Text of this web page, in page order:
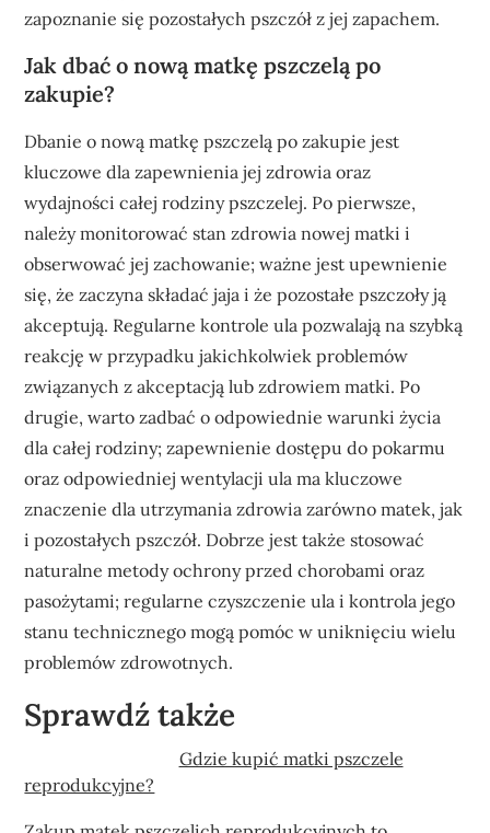
zapoznanie się pozostałych pszczół z jej zapachem.
Jak dbać o nową matkę pszczelą po
zakupie?
Dbanie o nową matkę pszczelą po zakupie jest
kluczowe dla zapewnienia jej zdrowia oraz
wydajności całej rodziny pszczelej. Po pierwsze,
należy monitorować stan zdrowia nowej matki i
obserwować jej zachowanie; ważne jest upewnienie
się, że zaczyna składać jaja i że pozostałe pszczoły ją
akceptują. Regularne kontrole ula pozwalają na szybką
reakcję w przypadku jakichkolwiek problemów
związanych z akceptacją lub zdrowiem matki. Po
drugie, warto zadbać o odpowiednie warunki życia
dla całej rodziny; zapewnienie dostępu do pokarmu
oraz odpowiedniej wentylacji ula ma kluczowe
znaczenie dla utrzymania zdrowia zarówno matek, jak
i pozostałych pszczół. Dobrze jest także stosować
naturalne metody ochrony przed chorobami oraz
pasożytami; regularne czyszczenie ula i kontrola jego
stanu technicznego mogą pomóc w uniknięciu wielu
problemów zdrowotnych.
Sprawdź także
Gdzie kupić matki pszczele
reprodukcyjne?